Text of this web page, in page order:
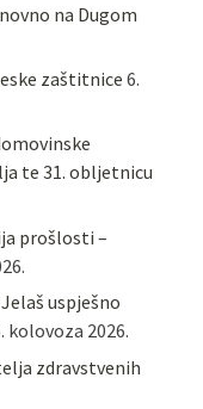
na Dugom
zaštitnice 6.
te 31. obljetnicu
prošlosti –
uspješno
kolovoza 2026.
zdravstvenih